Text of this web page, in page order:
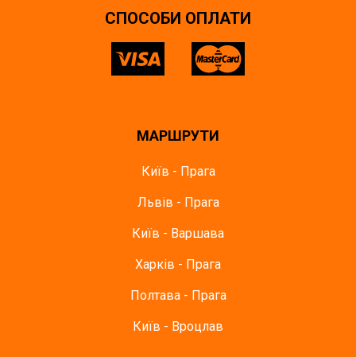
СПОСОБИ ОПЛАТИ
МАРШРУТИ
Київ - Прага
Львів - Прага
Київ - Варшава
Харків - Прага
Полтава - Прага
Київ - Вроцлав